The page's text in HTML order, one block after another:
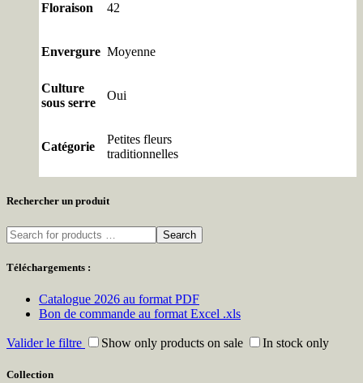
Floraison 42
Envergure Moyenne
Culture
sous serre
Oui
Catégorie
Petites fleurs
traditionnelles
Rechercher un produit
Search
Téléchargements :
Catalogue 2026 au format PDF
Bon de commande au format Excel .xls
Valider le filtre Show only products on sale In stock only
Collection